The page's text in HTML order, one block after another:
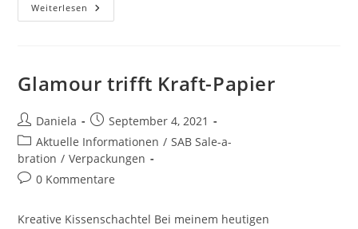
Weiterlesen
Glamour trifft Kraft-Papier
Daniela
September 4, 2021
Aktuelle Informationen / SAB Sale-a-
bration / Verpackungen
0 Kommentare
Kreative Kissenschachtel Bei meinem heutigen